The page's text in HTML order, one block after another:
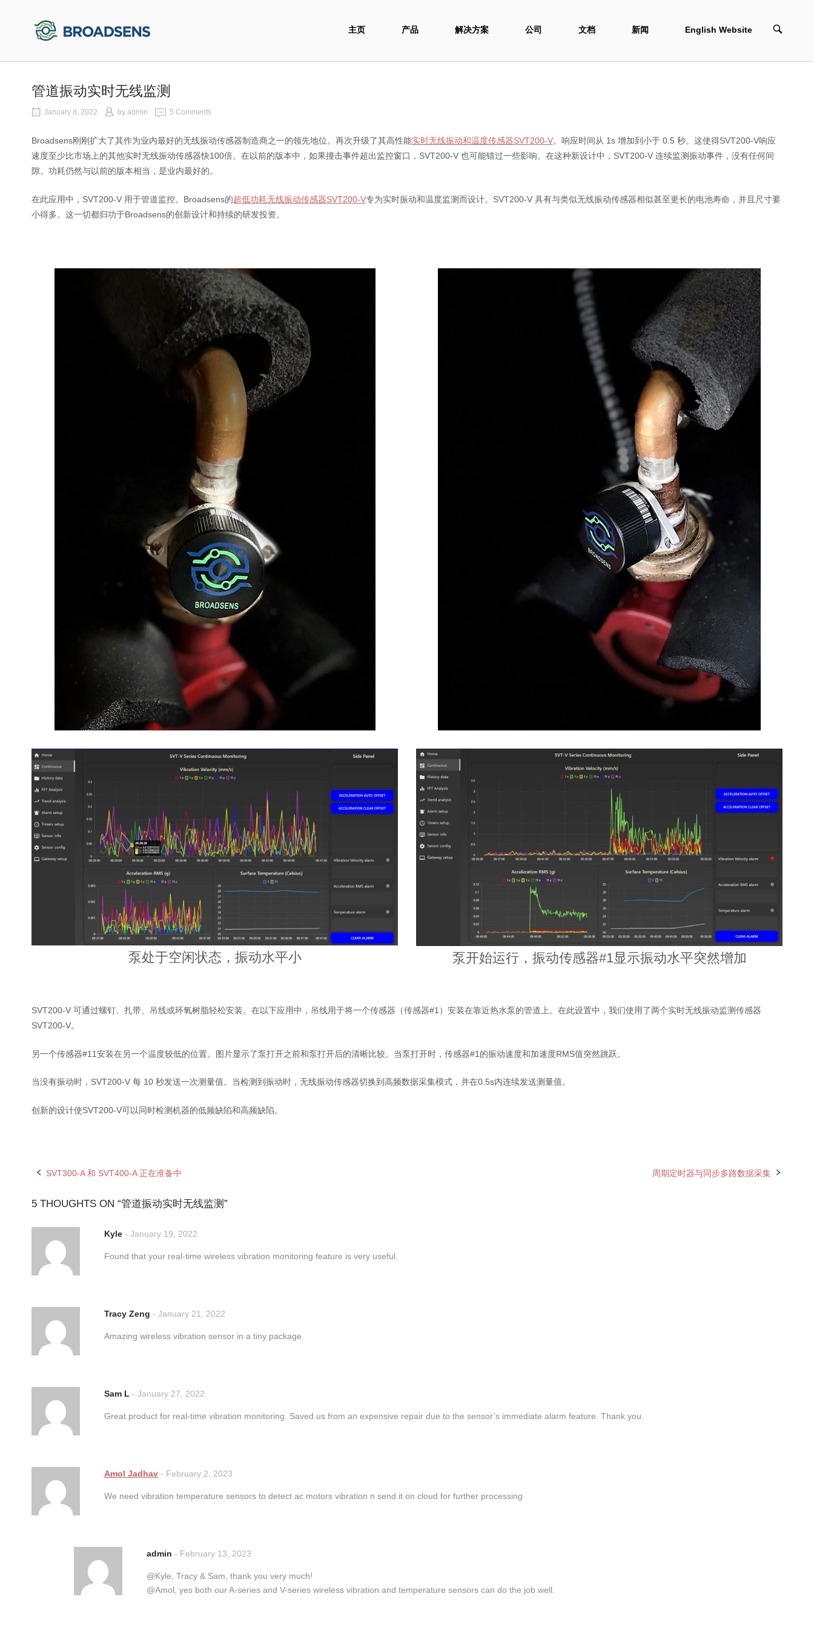
Home
主页 产品 解决方案 公司 文档 新闻 English Website
OPEN
SEARCH
管道振动实时无线监测
January 8, 2022 by admin 5 Comments
Broadsens刚刚扩大了其作为业内最好的无线振动传感器制造商之一的领先地位。再次升级了其高性能实时无线振动和温度传感器SVT200-V。响应时间从 1s 增加到小于 0.5 秒。这使得SVT200-V响应
速度至少比市场上的其他实时无线振动传感器快100倍。在以前的版本中，如果撞击事件超出监控窗口，SVT200-V 也可能错过一些影响。在这种新设计中，SVT200-V 连续监测振动事件，没有任何间
隙。功耗仍然与以前的版本相当，是业内最好的。
在此应用中，SVT200-V 用于管道监控。Broadsens的超低功耗无线振动传感器SVT200-V专为实时振动和温度监测而设计。SVT200-V 具有与类似无线振动传感器相似甚至更长的电池寿命，并且尺寸要
小得多。这一切都归功于Broadsens的创新设计和持续的研发投资。
泵处于空闲状态，振动水平小 泵开始运行，振动传感器#1显示振动水平突然增加
SVT200-V 可通过螺钉、扎带、吊线或环氧树脂轻松安装。在以下应用中，吊线用于将一个传感器（传感器#1）安装在靠近热水泵的管道上。在此设置中，我们使用了两个实时无线振动监测传感器
SVT200-V。
另一个传感器#11安装在另一个温度较低的位置。图片显示了泵打开之前和泵打开后的清晰比较。当泵打开时，传感器#1的振动速度和加速度RMS值突然跳跃。
当没有振动时，SVT200-V 每 10 秒发送一次测量值。当检测到振动时，无线振动传感器切换到高频数据采集模式，并在0.5s内连续发送测量值。
创新的设计使SVT200-V可以同时检测机器的低频缺陷和高频缺陷。
Post
navigation
SVT300-A 和 SVT400-A 正在准备中 周期定时器与同步多路数据采集
5 THOUGHTS ON “管道振动实时无线监测”
Kyle - January 19, 2022
Found that your real-time wireless vibration monitoring feature is very useful.
Tracy Zeng - January 21, 2022
Amazing wireless vibration sensor in a tiny package.
Sam L - January 27, 2022
Great product for real-time vibration monitoring. Saved us from an expensive repair due to the sensor’s immediate alarm feature. Thank you.
Amol Jadhav - February 2, 2023
We need vibration temperature sensors to detect ac motors vibration n send it on cloud for further processing
admin - February 13, 2023
@Kyle, Tracy & Sam, thank you very much!
@Amol, yes both our A-series and V-series wireless vibration and temperature sensors can do the job well.